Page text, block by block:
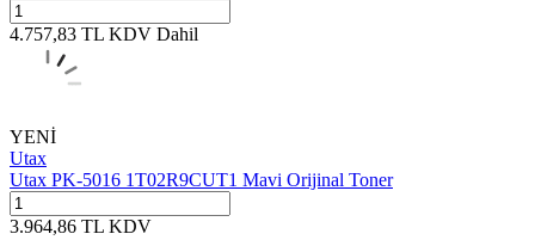
4.757,83 TL KDV Dahil
YENİ
Utax
Utax PK-5016 1T02R9CUT1 Mavi Orijinal Toner
3.964,86 TL KDV